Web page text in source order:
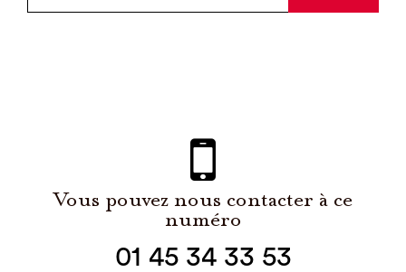
Vous pouvez nous contacter à ce
numéro
01 45 34 33 53